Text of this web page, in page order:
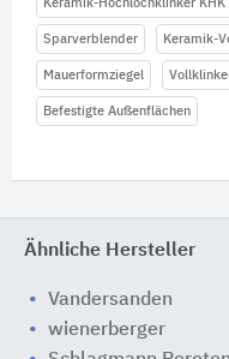
Sparverblender Keramik-
Mauerformziegel
Befestigte Außenflächen
Ähnliche Hersteller
Vandersanden
wienerberger